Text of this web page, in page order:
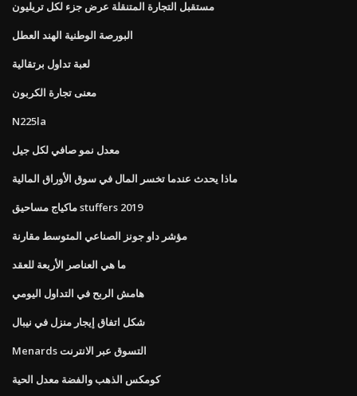
مستقبل التجارة المتنقلة عرض جزء لكل تريليون
البورصة الوطنية الهند العطل
لعبة تداول برتقالية
معنى تجارة الكربون
N225la
معدل نمو صافي لكل جيل
ماذا يحدث عندما تخسر المال في سوق الأوراق المالية
ماكياج مساحيق stuffers 2019
مؤشر داو جونز الصناعي المتوسط ​​مقارنة
ما هي العناصر الأربعة للعقد
هامش الربح في التداول اليومي
شكل اتفاق إيجار منزل في نيبال
Menards التسوق عبر الانترنت
كومكس الذهب والفضة معدل الحية